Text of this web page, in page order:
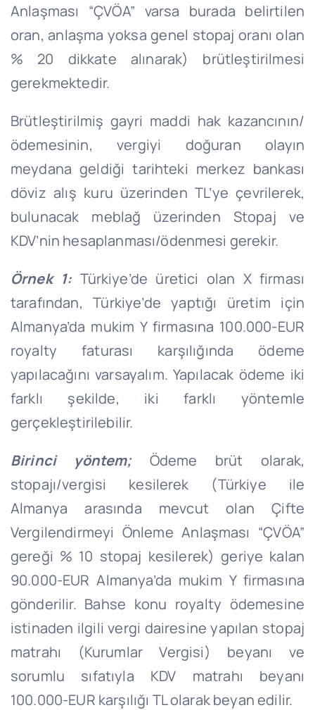
Anlaşması “ÇVÖA” varsa burada belirtilen
oran, anlaşma yoksa genel stopaj oranı olan
% 20 dikkate alınarak) brütleştirilmesi
gerekmektedir.
Brütleştirilmiş gayri maddi hak kazancının/
ödemesinin, vergiyi doğuran olayın
meydana geldiği tarihteki merkez bankası
döviz alış kuru üzerinden TL’ye çevrilerek,
bulunacak meblağ üzerinden Stopaj ve
KDV’nin hesaplanması/ödenmesi gerekir.
Örnek 1: Türkiye’de üretici olan X firması
tarafından, Türkiye’de yaptığı üretim için
Almanya’da mukim Y firmasına 100.000-EUR
royalty faturası karşılığında ödeme
yapılacağını varsayalım. Yapılacak ödeme iki
farklı şekilde, iki farklı yöntemle
gerçekleştirilebilir.
Birinci yöntem;Ödeme brüt olarak,
stopajı/vergisi kesilerek (Türkiye ile
Almanya arasında mevcut olan Çifte
Vergilendirmeyi Önleme Anlaşması “ÇVÖA”
gereği % 10 stopaj kesilerek) geriye kalan
90.000-EUR Almanya’da mukim Y firmasına
gönderilir. Bahse konu royalty ödemesine
istinaden ilgili vergi dairesine yapılan stopaj
matrahı (Kurumlar Vergisi) beyanı ve
sorumlu sıfatıyla KDV matrahı beyanı
100.000-EUR karşılığı TL olarak beyan edilir.